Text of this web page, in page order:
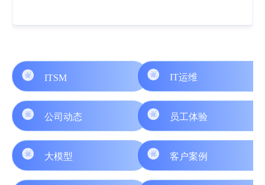
ITSM IT运维
公司动态 员工体验
大模型 客户案例